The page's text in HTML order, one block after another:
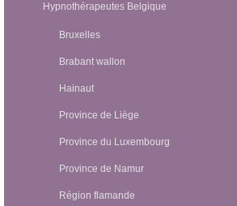
Hypnothérapeutes Belgique
Bruxelles
Brabant wallon
Hainaut
Province de Liège
Province du Luxembourg
Province de Namur
Région flamande